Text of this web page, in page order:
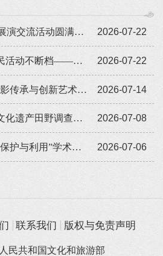
2026-07-22
“鲁疆同心 共赏非遗”展演交流活动圆满闭幕
2026-07-22
延时开放不打烊，惠民活动不断档——广东省非遗馆暑期人气旺
2026-07-14
“镂光刻影——华州皮影传承与创新艺术展览”全国巡展走进遵义
2026-07-08
云南省2026年非物质文化遗产田野调查培训班举办
2026-07-06
第六届“广东文化遗产保护与利用”学术座谈会在穗举办
联系我们 版权与免责声明
民共和国文化和旅游部